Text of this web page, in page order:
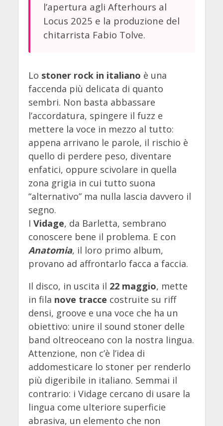
l’apertura agli Afterhours al
Locus 2025 e la produzione del
chitarrista Fabio Tolve.
Lo stoner rock in italiano è una
faccenda più delicata di quanto
sembri. Non basta abbassare
l’accordatura, spingere il fuzz e
mettere la voce in mezzo al tutto:
appena arrivano le parole, il rischio è
quello di perdere peso, diventare
enfatici, oppure scivolare in quella
zona grigia in cui tutto suona
“alternativo” ma nulla lascia davvero il
segno.
I Vidage, da Barletta, sembrano
conoscere bene il problema. E con
Anatomia, il loro primo album,
provano ad affrontarlo facca a faccia.
Il disco, in uscita il 22 maggio, mette
in fila nove tracce costruite su riff
densi, groove e una voce che ha un
obiettivo: unire il sound stoner delle
band oltreoceano con la nostra lingua.
Attenzione, non c’è l’idea di
addomesticare lo stoner per renderlo
più digeribile in italiano. Semmai il
contrario: i Vidage cercano di usare la
lingua come ulteriore superficie
abrasiva, un elemento che non